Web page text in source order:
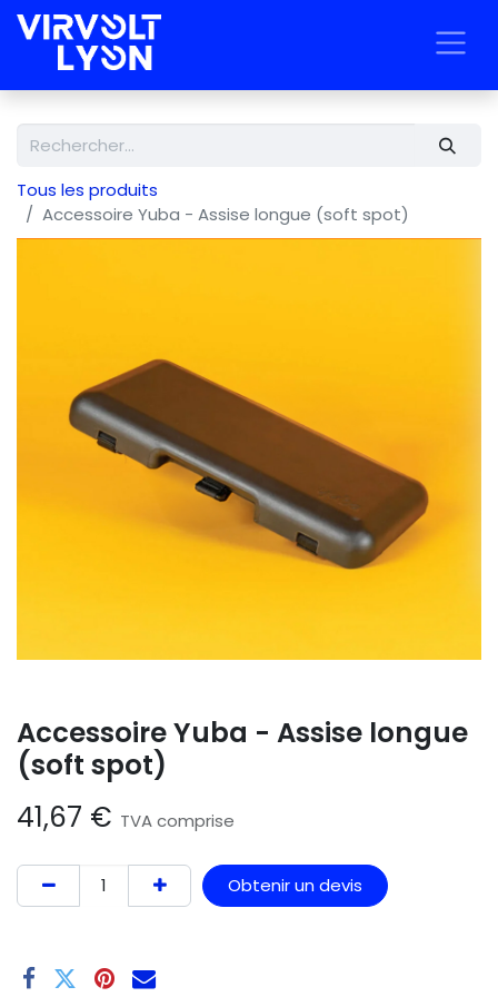
Tous les produits
Accessoire Yuba - Assise longue (soft spot)
Accessoire Yuba - Assise longue
(soft spot)
41,67 € TVA comprise
Obtenir un devis